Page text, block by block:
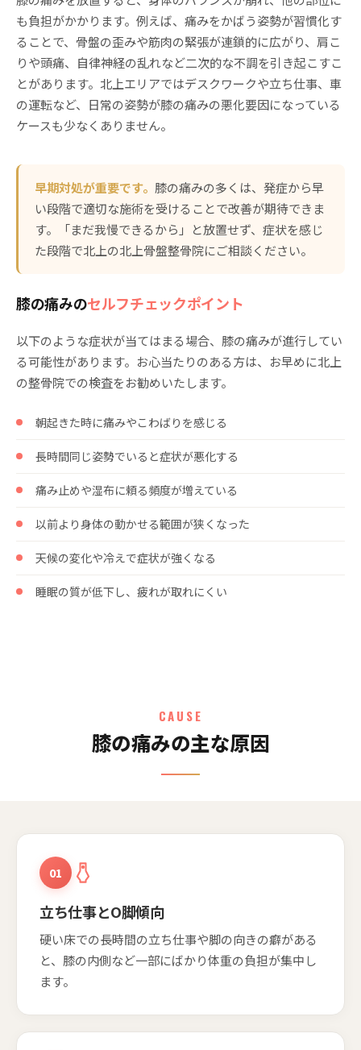
も負担がかかります。例えば、痛みをかばう姿勢が習慣化す
ることで、骨盤の歪みや筋肉の緊張が連鎖的に広がり、肩こ
りや頭痛、自律神経の乱れなど二次的な不調を引き起こすこ
とがあります。北上エリアではデスクワークや立ち仕事、車
の運転など、日常の姿勢が膝の痛みの悪化要因になっている
ケースも少なくありません。
早期対処が重要です。 膝の痛みの多くは、発症から早
い段階で適切な施術を受けることで改善が期待できま
す。「まだ我慢できるから」と放置せず、症状を感じ
た段階で北上の北上骨盤整骨院にご相談ください。
膝の痛みのセルフチェックポイント
以下のような症状が当てはまる場合、膝の痛みが進行してい
る可能性があります。お心当たりのある方は、お早めに北上
の整骨院での検査をお勧めいたします。
朝起きた時に痛みやこわばりを感じる
長時間同じ姿勢でいると症状が悪化する
痛み止めや湿布に頼る頻度が増えている
以前より身体の動かせる範囲が狭くなった
天候の変化や冷えで症状が強くなる
睡眠の質が低下し、疲れが取れにくい
CAUSE
膝の痛みの主な原因
01
立ち仕事とO脚傾向
硬い床での長時間の立ち仕事や脚の向きの癖がある
と、膝の内側など一部にばかり体重の負担が集中し
ます。